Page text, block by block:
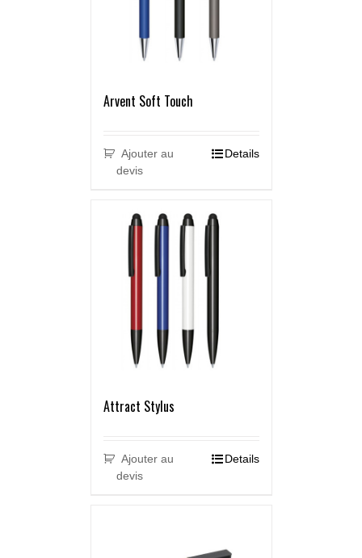
Arvent Soft Touch
Ajouter au
devis
Details
Attract Stylus
Ajouter au
devis
Details